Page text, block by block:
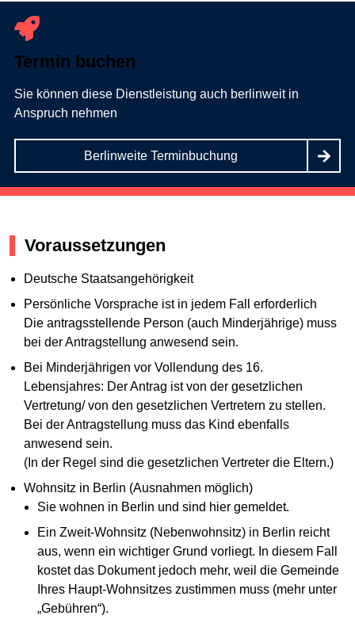
Termin buchen
Sie können diese Dienstleistung auch berlinweit in
Anspruch nehmen
Berlinweite Terminbuchung
Voraussetzungen
Deutsche Staatsangehörigkeit
Persönliche Vorsprache ist in jedem Fall erforderlich
Die antragsstellende Person (auch Minderjährige) muss
bei der Antragstellung anwesend sein.
Bei Minderjährigen vor Vollendung des 16.
Lebensjahres: Der Antrag ist von der gesetzlichen
Vertretung/ von den gesetzlichen Vertretern zu stellen.
Bei der Antragstellung muss das Kind ebenfalls
anwesend sein.
(In der Regel sind die gesetzlichen Vertreter die Eltern.)
Wohnsitz in Berlin (Ausnahmen möglich)
Sie wohnen in Berlin und sind hier gemeldet.
Ein Zweit-Wohnsitz (Nebenwohnsitz) in Berlin reicht
aus, wenn ein wichtiger Grund vorliegt. In diesem Fall
kostet das Dokument jedoch mehr, weil die Gemeinde
Ihres Haupt-Wohnsitzes zustimmen muss (mehr unter
„Gebühren“).